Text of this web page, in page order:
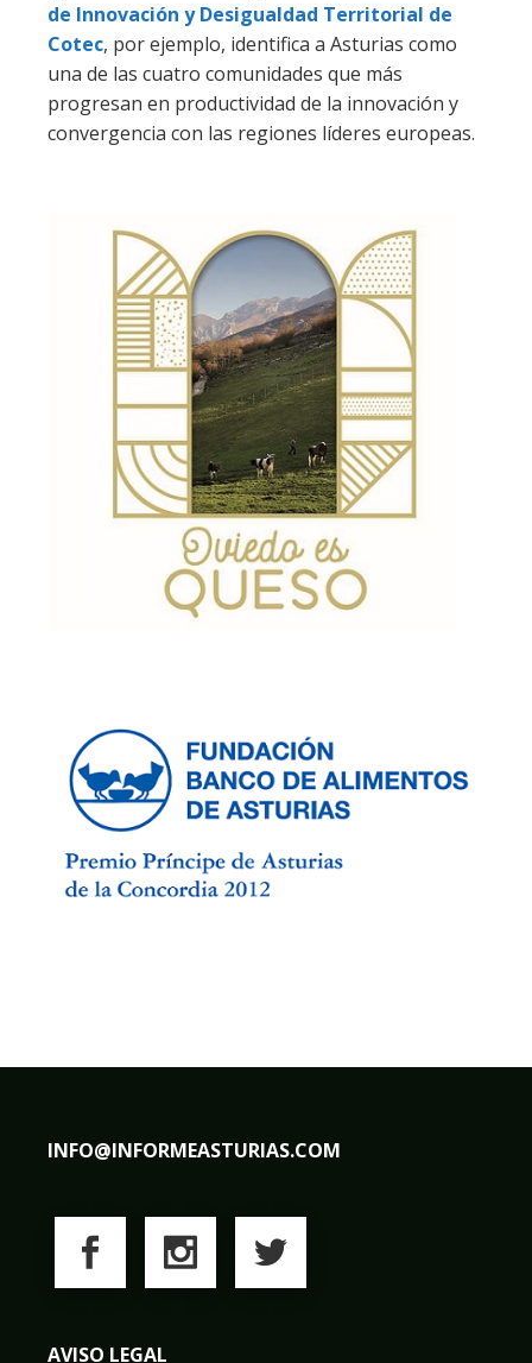
de Innovación y Desigualdad Territorial de
Cotec, por ejemplo, identifica a Asturias como
una de las cuatro comunidades que más
progresan en productividad de la innovación y
convergencia con las regiones líderes europeas.
INFO@INFORMEASTURIAS.COM
AVISO LEGAL